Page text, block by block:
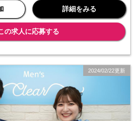
詳細をみる
の求人に応募する
2024/02/22更新